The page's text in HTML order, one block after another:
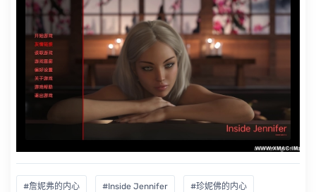
#詹妮弗的内心 #Inside Jennifer #珍妮佛的内心